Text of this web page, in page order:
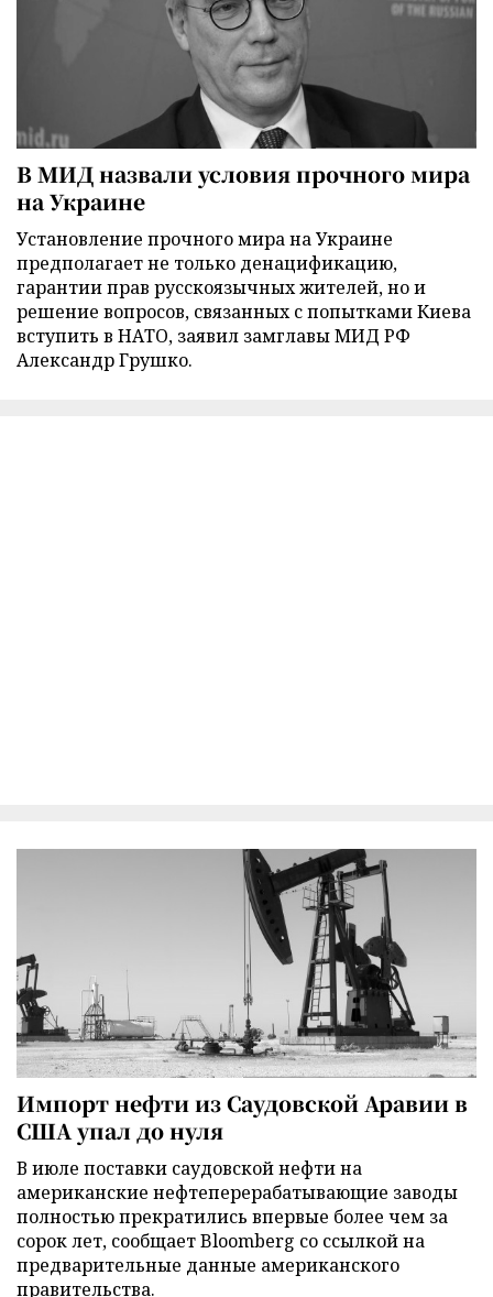
В МИД назвали условия прочного мира
на Украине
Установление прочного мира на Украине
предполагает не только денацификацию,
гарантии прав русскоязычных жителей, но и
решение вопросов, связанных с попытками Киева
вступить в НАТО, заявил замглавы МИД РФ
Александр Грушко.
Импорт нефти из Саудовской Аравии в
США упал до нуля
В июле поставки саудовской нефти на
американские нефтеперерабатывающие заводы
полностью прекратились впервые более чем за
сорок лет, сообщает Bloomberg со ссылкой на
предварительные данные американского
правительства.